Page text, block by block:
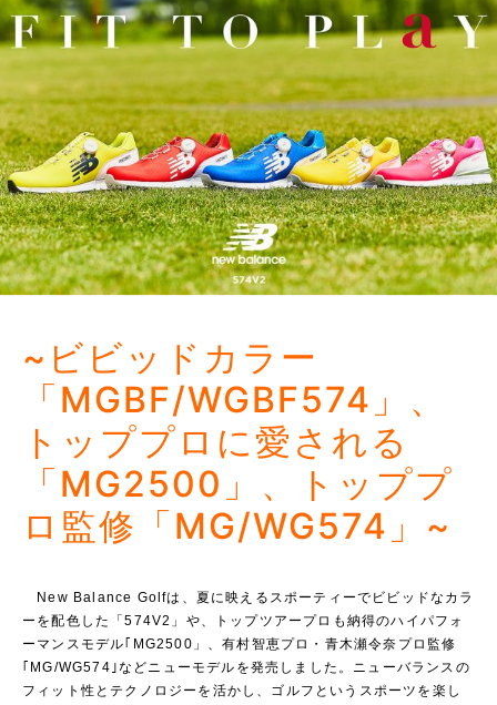
~ビビッドカラー
「MGBF/WGBF574」、
トッププロに愛される
「MG2500」、トッププ
ロ監修「MG/WG574」~
New Balance Golfは、夏に映えるスポーティーでビビッドなカラ
ーを配色した「574V2」や、トップツアープロも納得のハイパフォ
ーマンスモデル｢MG2500」、有村智恵プロ・青木瀬令奈プロ監修
｢MG/WG574｣などニューモデルを発売しました。ニューバランスの
フィット性とテクノロジーを活かし、ゴルフというスポーツを楽し